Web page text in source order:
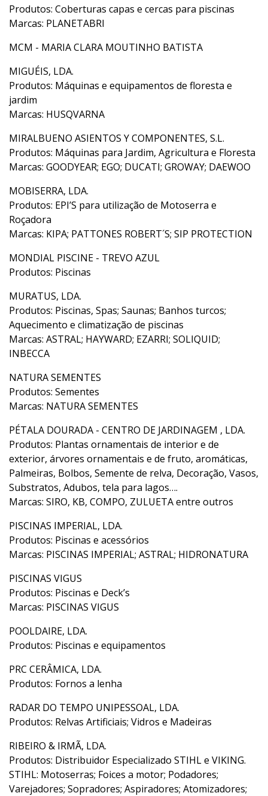
Produtos: Coberturas capas e cercas para piscinas
Marcas: PLANETABRI
MCM - MARIA CLARA MOUTINHO BATISTA
MIGUÉIS, LDA.
Produtos: Máquinas e equipamentos de floresta e
jardim
Marcas: HUSQVARNA
MIRALBUENO ASIENTOS Y COMPONENTES, S.L.
Produtos: Máquinas para Jardim, Agricultura e Floresta
Marcas: GOODYEAR; EGO; DUCATI; GROWAY; DAEWOO
MOBISERRA, LDA.
Produtos: EPI’S para utilização de Motoserra e
Roçadora
Marcas: KIPA; PATTONES ROBERT´S; SIP PROTECTION
MONDIAL PISCINE - TREVO AZUL
Produtos: Piscinas
MURATUS, LDA.
Produtos: Piscinas, Spas; Saunas; Banhos turcos;
Aquecimento e climatização de piscinas
Marcas: ASTRAL; HAYWARD; EZARRI; SOLIQUID;
INBECCA
NATURA SEMENTES
Produtos: Sementes
Marcas: NATURA SEMENTES
PÉTALA DOURADA - CENTRO DE JARDINAGEM , LDA.
Produtos: Plantas ornamentais de interior e de
exterior, árvores ornamentais e de fruto, aromáticas,
Palmeiras, Bolbos, Semente de relva, Decoração, Vasos,
Substratos, Adubos, tela para lagos….
Marcas: SIRO, KB, COMPO, ZULUETA entre outros
PISCINAS IMPERIAL, LDA.
Produtos: Piscinas e acessórios
Marcas: PISCINAS IMPERIAL; ASTRAL; HIDRONATURA
PISCINAS VIGUS
Produtos: Piscinas e Deck’s
Marcas: PISCINAS VIGUS
POOLDAIRE, LDA.
Produtos: Piscinas e equipamentos
PRC CERÂMICA, LDA.
Produtos: Fornos a lenha
RADAR DO TEMPO UNIPESSOAL, LDA.
Produtos: Relvas Artificiais; Vidros e Madeiras
RIBEIRO & IRMÃ, LDA.
Produtos: Distribuidor Especializado STIHL e VIKING.
STIHL: Motoserras; Foices a motor; Podadores;
Varejadores; Sopradores; Aspiradores; Atomizadores;